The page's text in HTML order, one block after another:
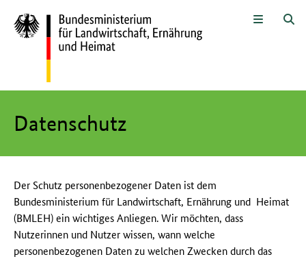
Menü
Datenschutz
Der Schutz personenbezogener Daten ist dem
Bundesministerium für Landwirtschaft, Ernährung und Heimat
(BMLEH) ein wichtiges Anliegen. Wir möchten, dass
Nutzerinnen und Nutzer wissen, wann welche
personenbezogenen Daten zu welchen Zwecken durch das